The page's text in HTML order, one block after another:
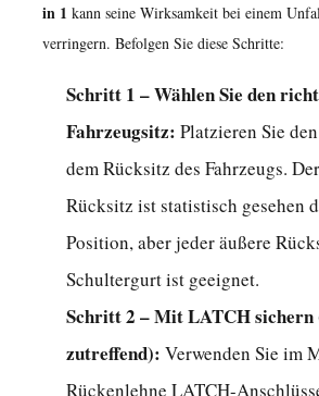
Was
ist
Unterschied
zwischen
einem
2-
einem
3-
in-
in 1 kann seine Wirksamkeit bei einem
verringern. Befolgen Sie diese Schritte:
Schritt 1 – Wählen Sie den
Fahrzeugsitz: Platzieren Sie
dem Rücksitz des Fahrzeugs.
Rücksitz ist statistisch gesehen
Position, aber jeder äußere
Schultergurt ist geeignet.
Schritt 2 – Mit LATCH sichern
zutreffend): Verwenden Sie im
Rückenlehne LATCH-